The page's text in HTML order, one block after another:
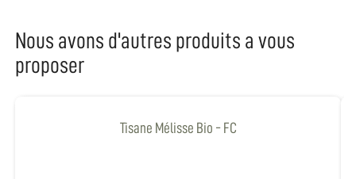
Nous avons d'autres produits a vous
proposer
Tisane Mélisse Bio - FC